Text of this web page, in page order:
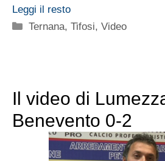
Leggi il resto
Categorie
Ternana,Tifosi,Video
Il video di
Benevento 0-2